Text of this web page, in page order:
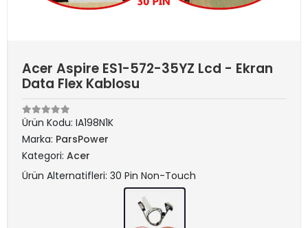
Acer Aspire ES1-572-35YZ Lcd - Ekran
Data Flex Kablosu
Ürün Kodu: IA198N1K
Marka: ParsPower
Kategori: Acer
Ürün Alternatifleri: 30 Pin Non-Touch